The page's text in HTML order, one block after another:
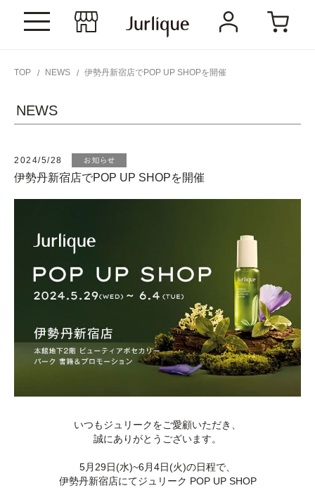
TOP NEWS 伊勢丹新宿店でPOP UP SHOPを開催
NEWS
2024/5/28
伊勢丹新宿店でPOP UP SHOPを開催
いつもジュリークをご愛顧いただき、
誠にありがとうございます。
5月29日(水)~6月4日(火)の日程で、
伊勢丹新宿店にてジュリーク POP UP SHOP